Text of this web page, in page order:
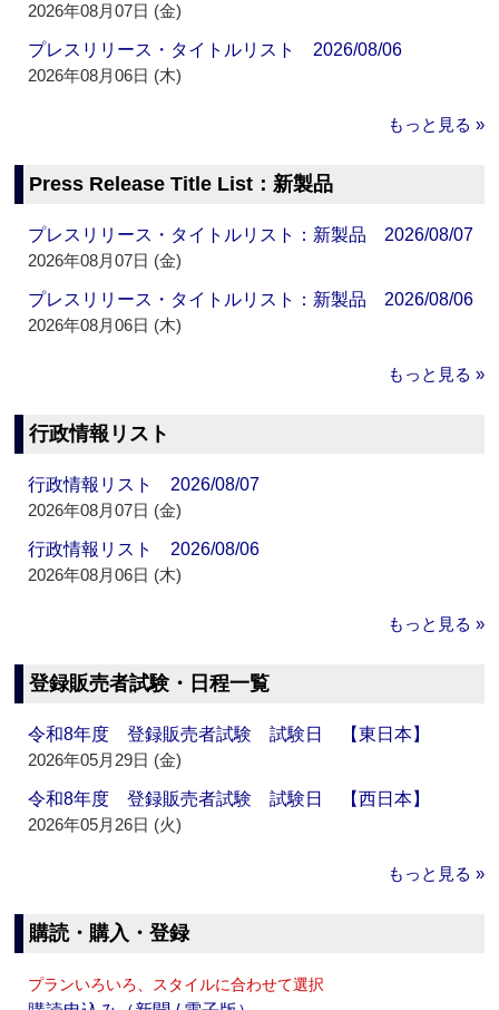
2026年08月07日 (金)
プレスリリース・タイトルリスト 2026/08/06
2026年08月06日 (木)
もっと見る »
Press Release Title List：新製品
プレスリリース・タイトルリスト：新製品 2026/08/07
2026年08月07日 (金)
プレスリリース・タイトルリスト：新製品 2026/08/06
2026年08月06日 (木)
もっと見る »
行政情報リスト
行政情報リスト 2026/08/07
2026年08月07日 (金)
行政情報リスト 2026/08/06
2026年08月06日 (木)
もっと見る »
登録販売者試験・日程一覧
令和8年度 登録販売者試験 試験日 【東日本】
2026年05月29日 (金)
令和8年度 登録販売者試験 試験日 【西日本】
2026年05月26日 (火)
もっと見る »
購読・購入・登録
プランいろいろ、スタイルに合わせて選択